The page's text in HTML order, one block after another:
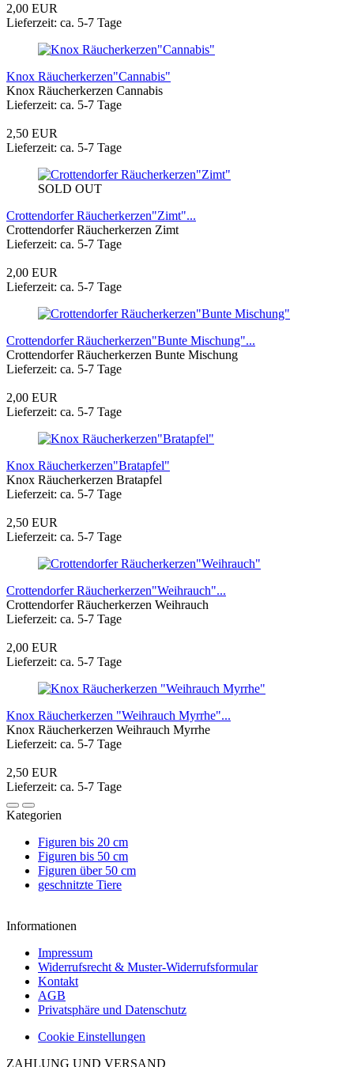
2,00 EUR
Lieferzeit: ca. 5-7 Tage
Knox Räucherkerzen"Cannabis"
Knox Räucherkerzen Cannabis
Lieferzeit: ca. 5-7 Tage
2,50 EUR
Lieferzeit: ca. 5-7 Tage
SOLD OUT
Crottendorfer Räucherkerzen"Zimt"...
Crottendorfer Räucherkerzen Zimt
Lieferzeit: ca. 5-7 Tage
2,00 EUR
Lieferzeit: ca. 5-7 Tage
Crottendorfer Räucherkerzen"Bunte Mischung"...
Crottendorfer Räucherkerzen Bunte Mischung
Lieferzeit: ca. 5-7 Tage
2,00 EUR
Lieferzeit: ca. 5-7 Tage
Knox Räucherkerzen"Bratapfel"
Knox Räucherkerzen Bratapfel
Lieferzeit: ca. 5-7 Tage
2,50 EUR
Lieferzeit: ca. 5-7 Tage
Crottendorfer Räucherkerzen"Weihrauch"...
Crottendorfer Räucherkerzen Weihrauch
Lieferzeit: ca. 5-7 Tage
2,00 EUR
Lieferzeit: ca. 5-7 Tage
Knox Räucherkerzen "Weihrauch Myrrhe"...
Knox Räucherkerzen Weihrauch Myrrhe
Lieferzeit: ca. 5-7 Tage
2,50 EUR
Lieferzeit: ca. 5-7 Tage
Kategorien
Figuren bis 20 cm
Figuren bis 50 cm
Figuren über 50 cm
geschnitzte Tiere
Informationen
Impressum
Widerrufsrecht & Muster-Widerrufsformular
Kontakt
AGB
Privatsphäre und Datenschutz
Cookie Einstellungen
ZAHLUNG UND VERSAND